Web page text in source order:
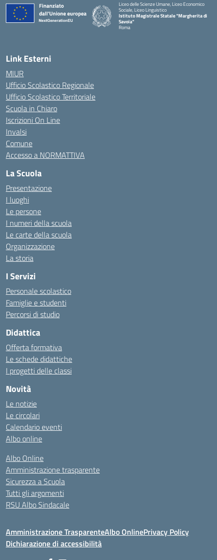
Liceo delle Scienze Umane, Liceo Economico
Sociale, Liceo Linguistico
Istituto Magistrale Statale "Margherita di
Savoia"
Roma
Link Esterni
MIUR
Ufficio Scolastico Regionale
Ufficio Scolastico Territoriale
Scuola in Chiaro
Iscrizioni On Line
Invalsi
Comune
Accesso a NORMATTIVA
La Scuola
Presentazione
I luoghi
Le persone
I numeri della scuola
Le carte della scuola
Organizzazione
La storia
I Servizi
Personale scolastico
Famiglie e studenti
Percorsi di studio
Didattica
Offerta formativa
Le schede didattiche
I progetti delle classi
Novità
Le notizie
Le circolari
Calendario eventi
Albo online
Albo Online
Amministrazione trasparente
Sicurezza a Scuola
Tutti gli argomenti
RSU Albo Sindacale
Amministrazione TrasparenteAlbo OnlinePrivacy Policy
Dichiarazione di accessibilità